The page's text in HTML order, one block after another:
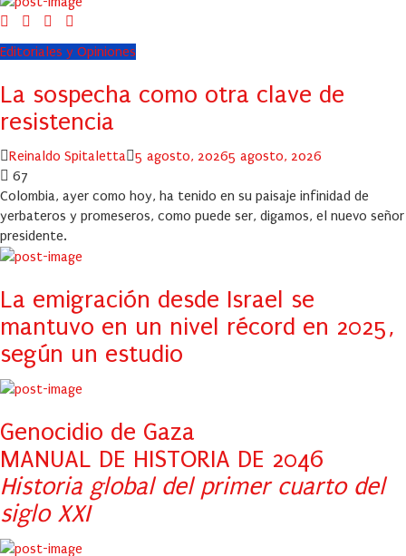
Editoriales y Opiniones
La sospecha como otra clave de
resistencia
Author
Reinaldo Spitaletta Posted
5 agosto, 20265 agosto, 2026
67
Colombia, ayer como hoy, ha tenido en su paisaje infinidad de
yerbateros y promeseros, como puede ser, digamos, el nuevo señor
presidente.
La emigración desde Israel se
mantuvo en un nivel récord en 2025,
según un estudio
Genocidio de Gaza
MANUAL DE HISTORIA DE 2046
Historia global del primer cuarto del
siglo XXI